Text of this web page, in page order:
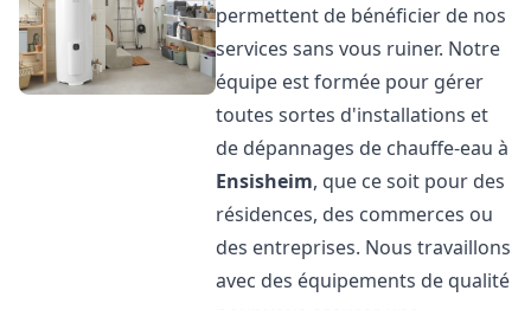
permettent de bénéficier de nos
services sans vous ruiner. Notre
équipe est formée pour gérer
toutes sortes d'installations et
de dépannages de chauffe-eau à
Ensisheim, que ce soit pour des
résidences, des commerces ou
des entreprises. Nous travaillons
avec des équipements de qualité